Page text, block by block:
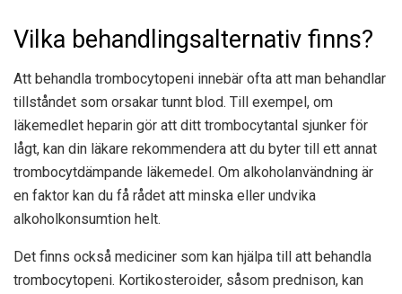
Vilka behandlingsalternativ finns?
Att behandla trombocytopeni innebär ofta att man behandlar
tillståndet som orsakar tunnt blod. Till exempel, om
läkemedlet heparin gör att ditt trombocytantal sjunker för
lågt, kan din läkare rekommendera att du byter till ett annat
trombocytdämpande läkemedel. Om alkoholanvändning är
en faktor kan du få rådet att minska eller undvika
alkoholkonsumtion helt.
Det finns också mediciner som kan hjälpa till att behandla
trombocytopeni. Kortikosteroider, såsom prednison, kan